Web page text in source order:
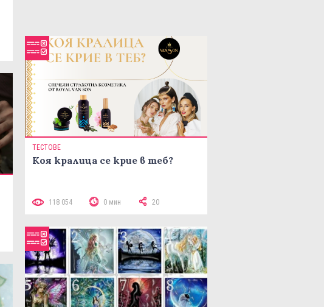
ТЕСТОВЕ
Коя кралица се крие в теб?
118 054 0 мин 20